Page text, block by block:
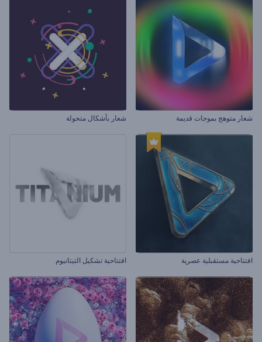
شعار متوهج بموجات قديمة شعار بأشكال متحولة
افتتاحية مستقبلية عصرية افتتاحية تشكيل التيتانيوم